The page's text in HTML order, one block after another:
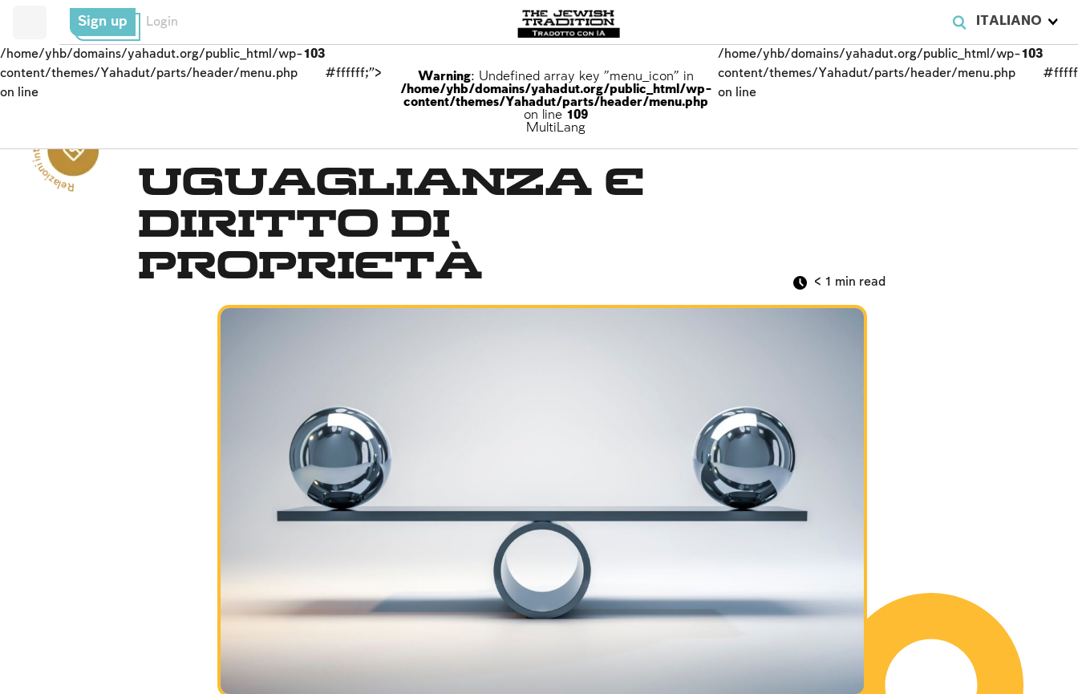
ITALIANO
Sign up Login
/home/yhb/domains/yahadut.org/public_html/wp-
content/themes/Yahadut/parts/header/menu.php
on line
103
#ffffff;">
Warning: Undefined array key "menu_icon" in
/home/yhb/domains/yahadut.org/public_html/wp-
content/themes/Yahadut/parts/header/menu.php
on line 109
MultiLang
/home/yhb/domains/yahadut.org/public_html/wp-
content/themes/Yahadut/parts/header/menu.php
on line
103
Rel
a
zi
o
ni
i
n
t
e
r
p
e
r
s
o
Uguaglianza e
diritto di
proprietà
< 1 min read